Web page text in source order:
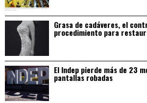
Grasa de cadáveres, el
procedimiento para
El Indep pierde más de 23
pantallas robadas